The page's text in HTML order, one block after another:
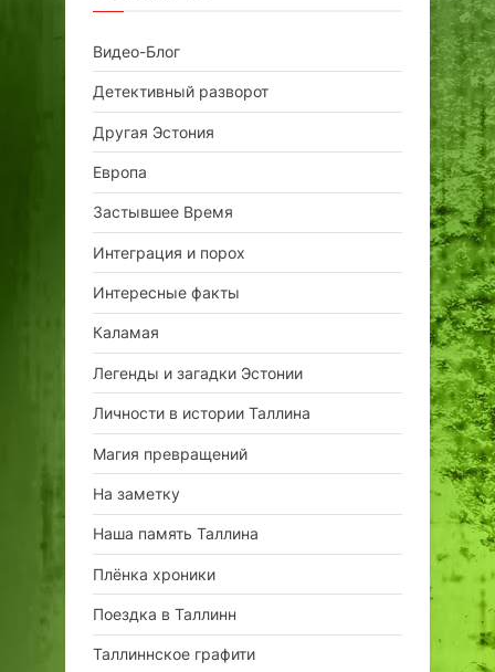
Видео-Блог
Детективный разворот
Другая Эстония
Европа
Застывшее Время
Интеграция и порох
Интересные факты
Каламая
Легенды и загадки Эстонии
Личности в истории Таллина
Магия превращений
На заметку
Наша память Таллина
Плёнка хроники
Поездка в Таллинн
Таллиннское графити